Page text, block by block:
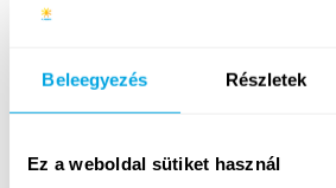
Beleegyezés Részletek
Ez a weboldal sütiket használ
JÁTSZVA TANULÁS